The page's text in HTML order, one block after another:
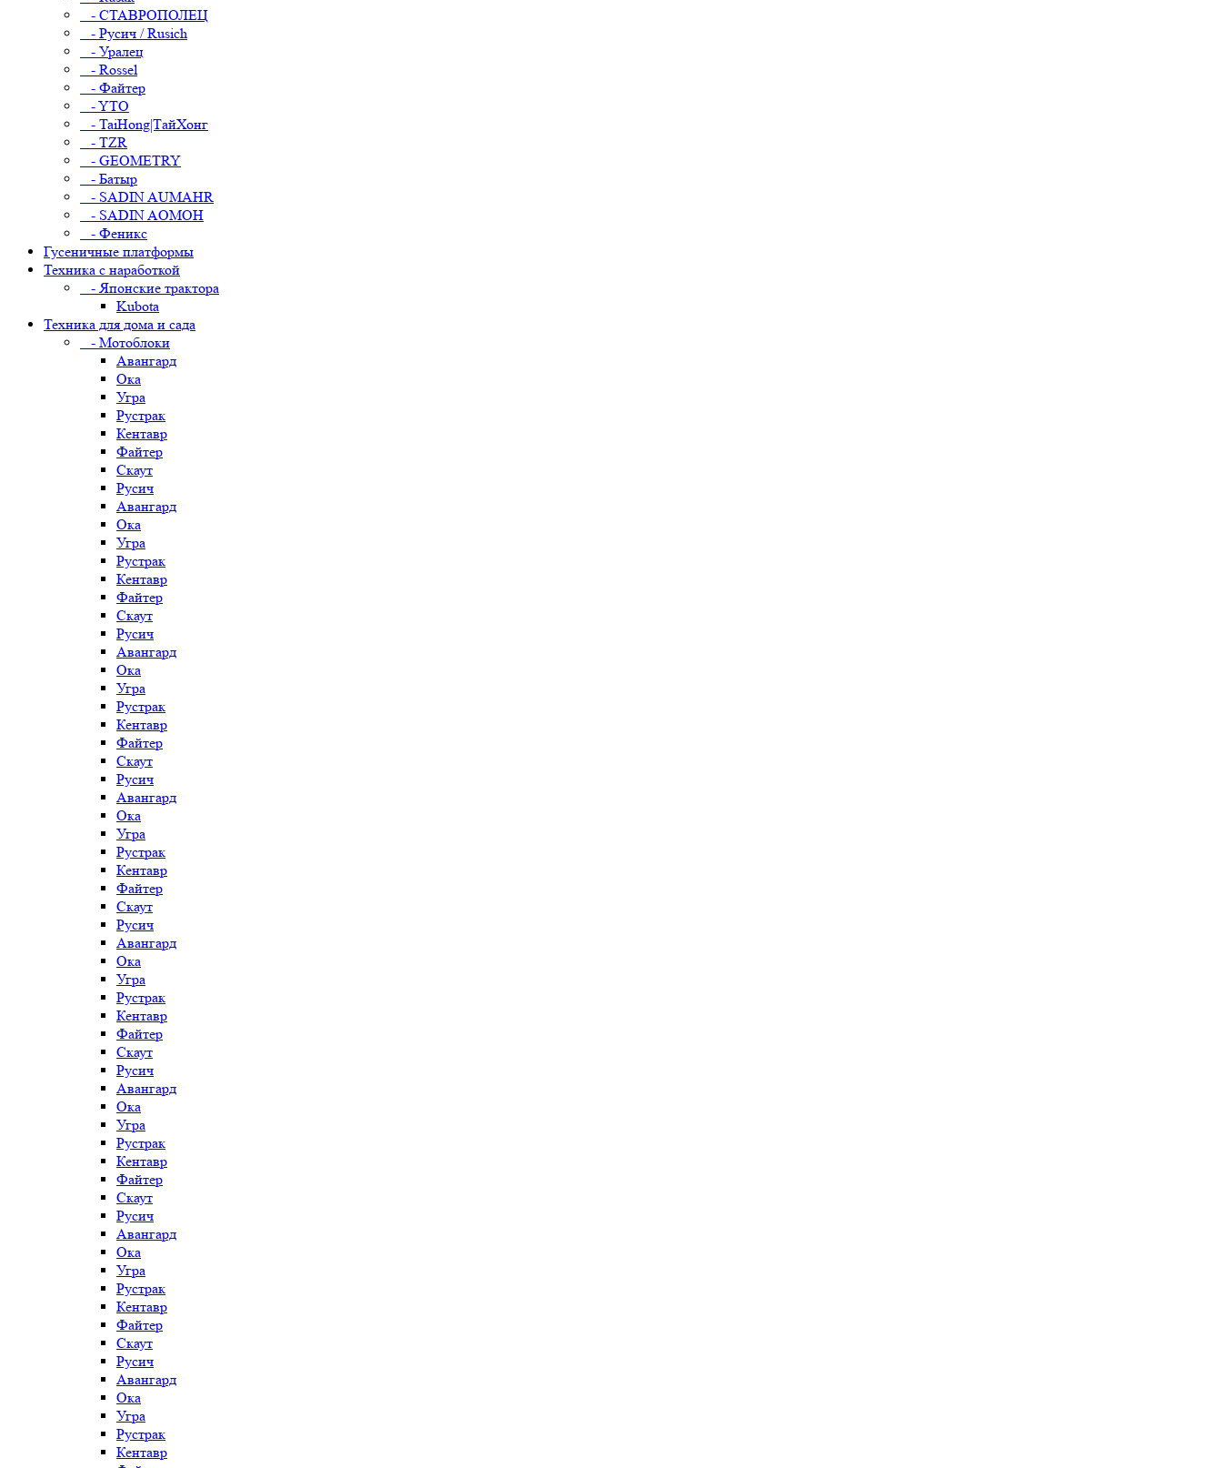
- СТАВРОПОЛЕЦ
- Русич / Rusich
- Уралец
- Rossel
- Файтер
- YTO
- TaiHong|ТайХонг
- TZR
- GEOMETRY
- Батыр
- SADIN AUMAHR
- SADIN AOMOH
- Феникс
Гусеничные платформы
Техника с наработкой
- Японские трактора
Kubota
Техника для дома и сада
- Мотоблоки
Авангард
Ока
Угра
Рустрак
Кентавр
Файтер
Скаут
Русич
Авангард
Ока
Угра
Рустрак
Кентавр
Файтер
Скаут
Русич
Авангард
Ока
Угра
Рустрак
Кентавр
Файтер
Скаут
Русич
Авангард
Ока
Угра
Рустрак
Кентавр
Файтер
Скаут
Русич
Авангард
Ока
Угра
Рустрак
Кентавр
Файтер
Скаут
Русич
Авангард
Ока
Угра
Рустрак
Кентавр
Файтер
Скаут
Русич
Авангард
Ока
Угра
Рустрак
Кентавр
Файтер
Скаут
Русич
Авангард
Ока
Угра
Рустрак
Кентавр